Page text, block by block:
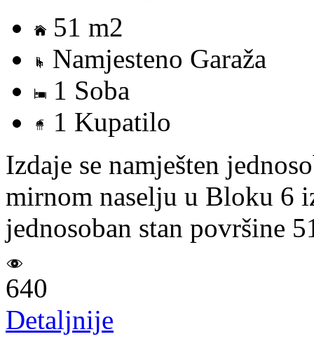
51 m2
Namjesteno Garaža
1 Soba
1 Kupatilo
Izdaje se namješten
mirnom naselju u Bloku 6
jednosoban stan površine
640
Detaljnije